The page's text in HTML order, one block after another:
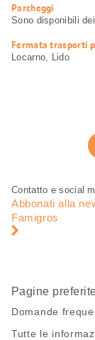
Parcheggi
Sono disponibili
Fermata trasporti
Locarno, Lido
Piè
pagina
Navigazione
pagina
Contatto e social
Abbonati alla
Famigros
Pagine
Domande
Tutte le